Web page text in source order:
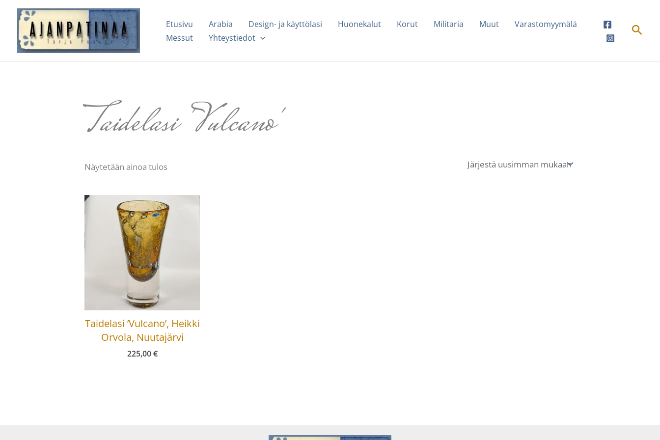
Siirry
sisältöön
Etusivu Arabia Design- ja käyttölasi Huonekalut Korut Militaria Muut
Varastomyymälä
Messut
Yhteystiedot Hae
Taidelasi 'Vulcano'
Näytetään ainoa tulos
Taidelasi ’Vulcano’, Heikki
Orvola, Nuutajärvi
225,00 €